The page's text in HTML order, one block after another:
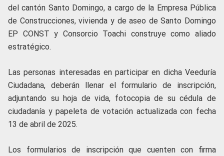
del cantón Santo Domingo, a cargo de la Empresa Pública
de Construcciones, vivienda y de aseo de Santo Domingo
EP CONST y Consorcio Toachi construye como aliado
estratégico.
Las personas interesadas en participar en dicha Veeduría
Ciudadana, deberán llenar el formulario de inscripción,
adjuntando su hoja de vida, fotocopia de su cédula de
ciudadanía y papeleta de votación actualizada con fecha
13 de abril de 2025.
Los formularios de inscripción que cuenten con firma